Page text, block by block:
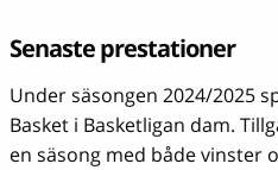
Senaste prestationer
Under säsongen 2024/2025
Basket i Basketligan dam.
en säsong med både vinster